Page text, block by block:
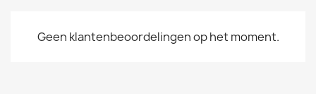
Geen klantenbeoordelingen op het moment.